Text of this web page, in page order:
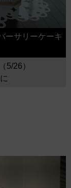
ーサリーケーキ
5/26）